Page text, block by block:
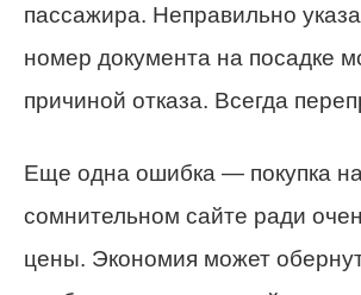
пассажира. Неправильно
номер документа на посадке
причиной отказа. Всегда
Еще одна ошибка — покупка на
сомнительном сайте ради
цены. Экономия может